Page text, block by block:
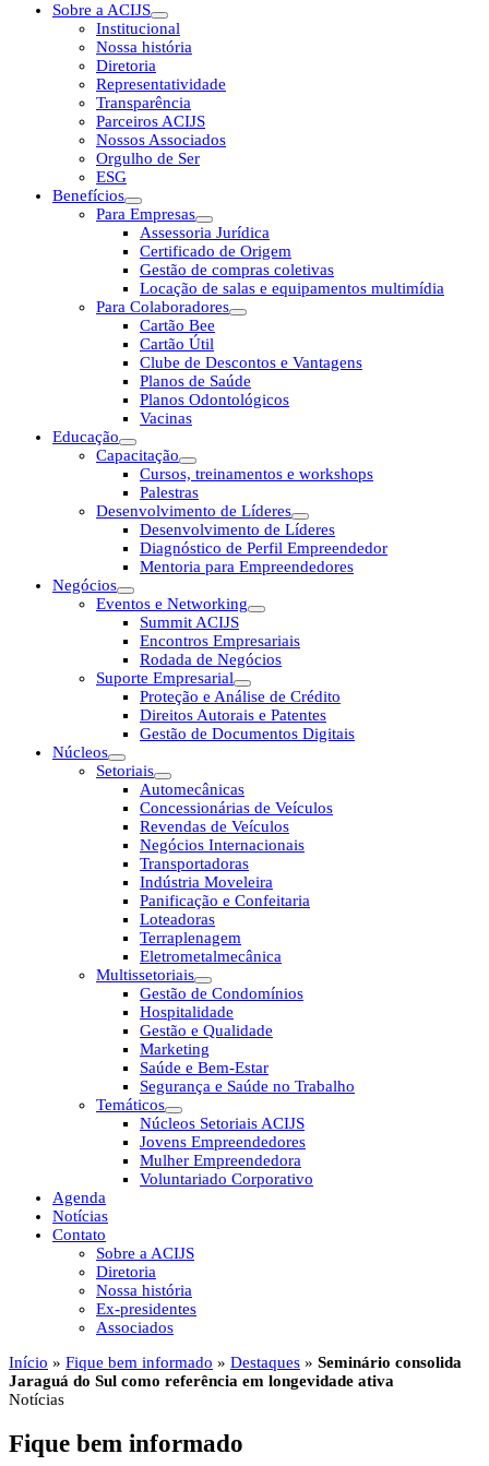
Sobre a ACIJS
Institucional
Nossa história
Diretoria
Representatividade
Transparência
Parceiros ACIJS
Nossos Associados
Orgulho de Ser
ESG
Benefícios
Para Empresas
Assessoria Jurídica
Certificado de Origem
Gestão de compras coletivas
Locação de salas e equipamentos multimídia
Para Colaboradores
Cartão Bee
Cartão Útil
Clube de Descontos e Vantagens
Planos de Saúde
Planos Odontológicos
Vacinas
Educação
Capacitação
Cursos, treinamentos e workshops
Palestras
Desenvolvimento de Líderes
Desenvolvimento de Líderes
Diagnóstico de Perfil Empreendedor
Mentoria para Empreendedores
Negócios
Eventos e Networking
Summit ACIJS
Encontros Empresariais
Rodada de Negócios
Suporte Empresarial
Proteção e Análise de Crédito
Direitos Autorais e Patentes
Gestão de Documentos Digitais
Núcleos
Setoriais
Automecânicas
Concessionárias de Veículos
Revendas de Veículos
Negócios Internacionais
Transportadoras
Indústria Moveleira
Panificação e Confeitaria
Loteadoras
Terraplenagem
Eletrometalmecânica
Multissetoriais
Gestão de Condomínios
Hospitalidade
Gestão e Qualidade
Marketing
Saúde e Bem-Estar
Segurança e Saúde no Trabalho
Temáticos
Núcleos Setoriais ACIJS
Jovens Empreendedores
Mulher Empreendedora
Voluntariado Corporativo
Agenda
Notícias
Contato
Sobre a ACIJS
Diretoria
Nossa história
Ex-presidentes
Associados
Início » Fique bem informado » Destaques » Seminário consolida
Jaraguá do Sul como referência em longevidade ativa
Notícias
Fique bem informado